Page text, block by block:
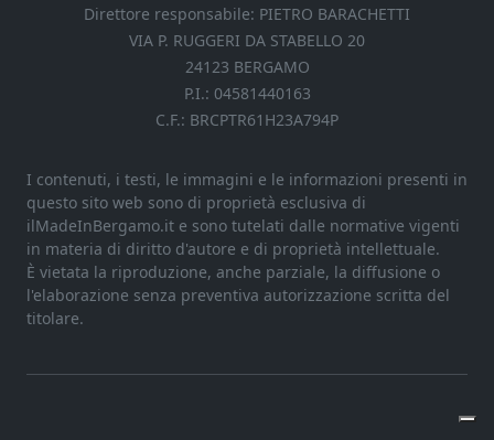
Direttore responsabile: PIETRO BARACHETTI
VIA P. RUGGERI DA STABELLO 20
24123 BERGAMO
P.I.: 04581440163
C.F.: BRCPTR61H23A794P
I contenuti, i testi, le immagini e le informazioni presenti in
questo sito web sono di proprietà esclusiva di
ilMadeInBergamo.it e sono tutelati dalle normative vigenti
in materia di diritto d'autore e di proprietà intellettuale.
È vietata la riproduzione, anche parziale, la diffusione o
l'elaborazione senza preventiva autorizzazione scritta del
titolare.